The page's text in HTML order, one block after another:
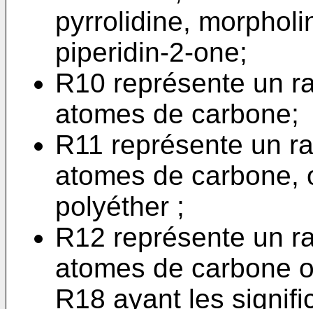
pyrrolidine,
piperidin-2-one;
R10 représente un
atomes de carbone;
R11 représente un
atomes de carbone,
polyéther ;
R12 représente un
atomes de carbone
R18 ayant les